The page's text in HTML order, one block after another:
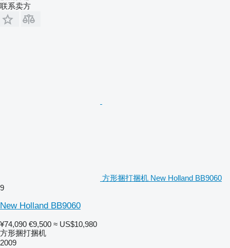
联系卖方
方形捆打捆机 New Holland BB9060
9
New Holland BB9060
¥74,090 €9,500 ≈ US$10,980
方形捆打捆机
2009